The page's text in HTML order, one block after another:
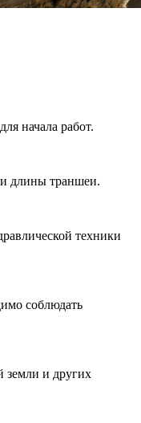
начала работ.
длины траншеи.
техники
соблюдать
земли и других